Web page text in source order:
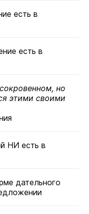
есть в
есть в
но
этими своими
НИ есть в
дательного